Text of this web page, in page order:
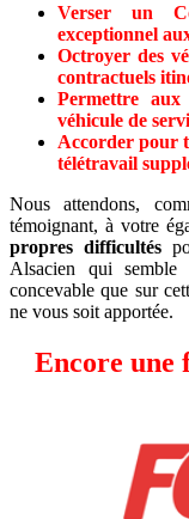
Verser un
exceptionnel
Octroyer des
contractuels
Permettre
véhicule de
Accorder pour
télétravail
Nous attendons,
témoignant, à votre
propres difficultés
Alsacien qui
concevable que sur
ne vous soit apportée.
Encore une